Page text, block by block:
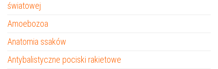
światowej
Amoebozoa
Anatomia ssaków
Antybalistyczne pociski rakietowe